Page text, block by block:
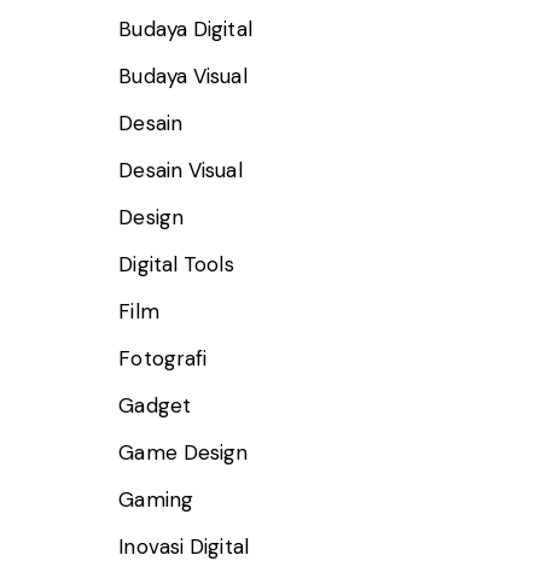
Budaya Digital
Budaya Visual
Desain
Desain Visual
Design
Digital Tools
Film
Fotografi
Gadget
Game Design
Gaming
Inovasi Digital